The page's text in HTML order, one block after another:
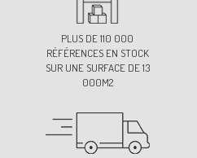
PLUS DE 110 000
RÉFÉRENCES EN STOCK
SUR UNE SURFACE DE 13
000M2